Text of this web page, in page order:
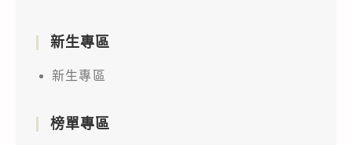
新生專區
新生專區
榜單專區